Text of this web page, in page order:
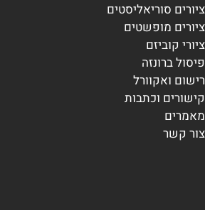
ציורים סוריאליסטים
ציורים מופשטים
ציורי קוביזם
פיסול ברונזה
רישום ואקוורל
קישורים וכתבות
מאמרים
צור קשר